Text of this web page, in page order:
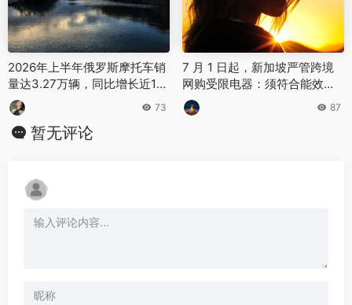
2026年上半年俄罗斯摩托车销
量达3.27万辆，同比增长近1
5%
73
7 月 1 日起，新加坡严管跨境
网购受限电器：须符合能效标
准并提前在线注册证书
87
暂无评论